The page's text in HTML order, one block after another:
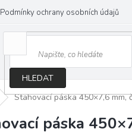
Podmínky ochrany osobních údajů
HLEDAT
Stahovací páska 450×7,6 mm,
páska